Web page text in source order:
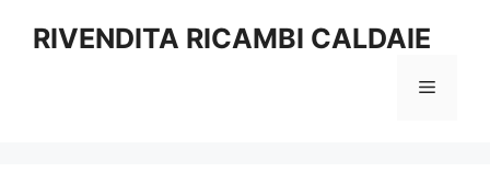
RIVENDITA RICAMBI CALDAIE
Menu